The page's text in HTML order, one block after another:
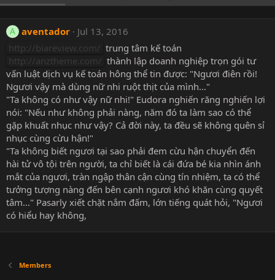
A aventador
Jul 13, 2016
http://biareview.com/ trung tâm kế toán
http://anztheme.com/ thành lập doanh nghiệp trọn gói tư
vấn luật dịch vụ kế toán hông thể tin được: "Ngươi điên rồi!
Ngươi vậy mà dùng nữ nhi ruột thịt của mình..."
"Ta không có như vậy nữ nhi!" Eudora nghiến răng nghiến lợi
nói: "Nếu như không phải nàng, năm đó ta làm sao có thể
gặp khuất nhục như vậy? Cả đời này, ta đều sẽ không quên sỉ
nhục cùng cừu hận!"
"Ta không biết ngươi tại sao phải đem cừu hận chuyển đến
hài tử vô tội trên người, ta chỉ biết là cái đứa bé kia nhìn ánh
mắt của ngươi, tràn ngập thân cận cùng tín nhiệm, ta có thể
tưởng tượng nàng đến bên cạnh ngươi khó khăn cùng quyết
tâm..." Pasarly xiết chặt nắm đấm, lớn tiếng quát hỏi, "Ngươi
có hiểu hay không,
Members